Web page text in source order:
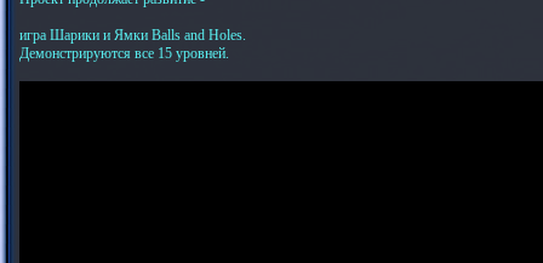
игра Шарики и Ямки Balls and Holes.
Демонстрируются все 15 уровней.